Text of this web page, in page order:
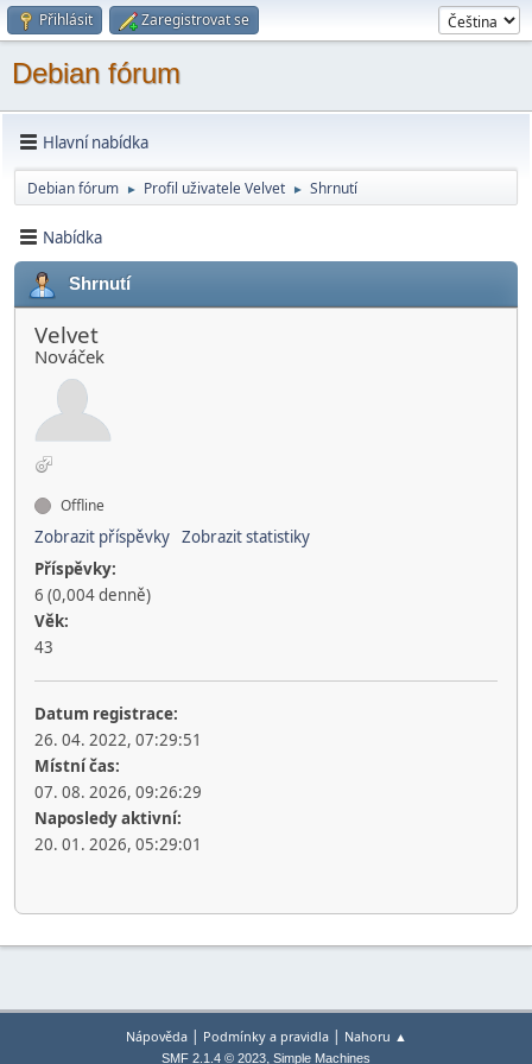
Přihlásit Zaregistrovat se
Debian fórum
Hlavní nabídka
Debian fórum ► Profil uživatele Velvet ► Shrnutí
Nabídka
Shrnutí
Velvet
Nováček
Offline
Zobrazit příspěvky Zobrazit statistiky
Příspěvky:
6 (0,004 denně)
Věk:
43
Datum registrace:
26. 04. 2022, 07:29:51
Místní čas:
07. 08. 2026, 09:26:29
Naposledy aktivní:
20. 01. 2026, 05:29:01
Nápověda| Podmínky a pravidla| Nahoru ▲
SMF 2.1.4 © 2023, Simple Machines